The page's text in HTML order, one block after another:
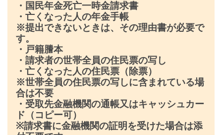
・国民年金死亡一時金請求書
・亡くなった人の年金手帳
※提出できないときは、その理由書が必要で
す。
・戸籍謄本
・請求者の世帯全員の住民票の写し
・亡くなった人の住民票（除票）
※世帯全員の住民票の写しに含まれている場
合は不要
・受取先金融機関の通帳又はキャッシュカー
ド（コピー可）
※請求書に金融機関の証明を受けた場合は添